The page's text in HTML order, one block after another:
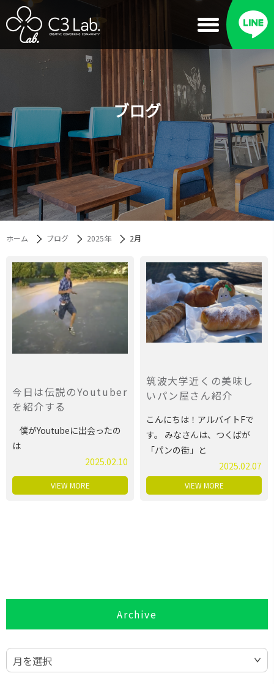
ブログ
ホーム ブログ 2025年 2月
Archive
月を選択
今日は伝説のYoutuber
を紹介する
僕がYoutubeに出会ったの
は
2025.02.10
VIEW MORE
筑波大学近くの美味し
いパン屋さん紹介
こんにちは！アルバイトFで
す。 みなさんは、つくばが
「パンの街」と
2025.02.07
VIEW MORE